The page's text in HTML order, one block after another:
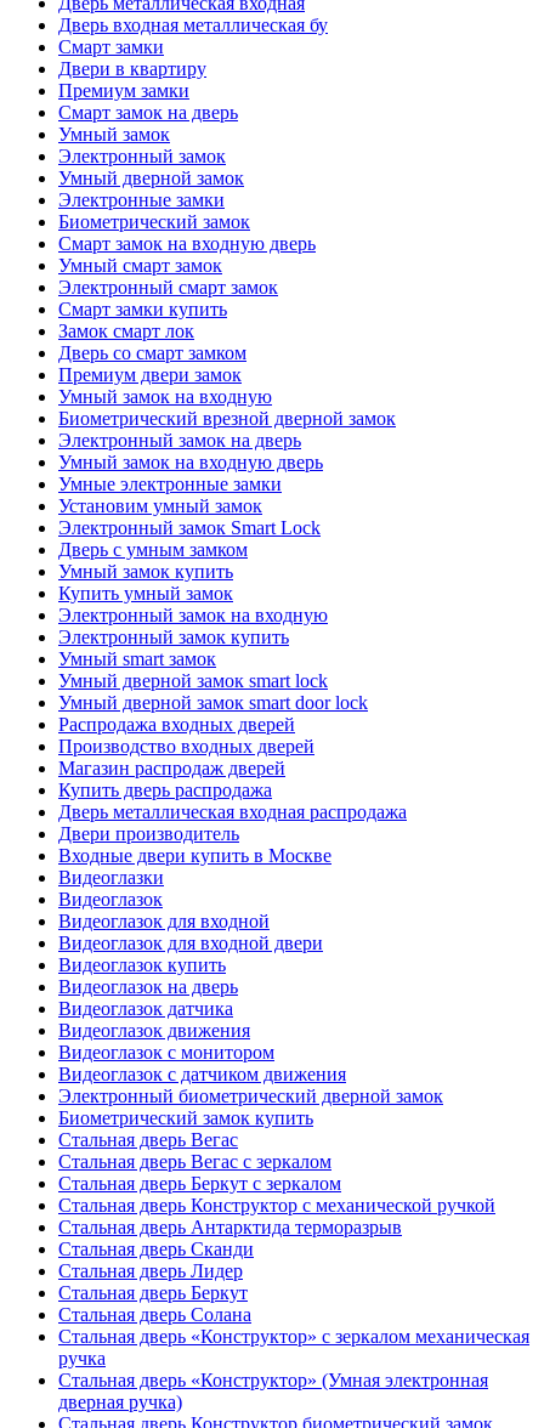
Дверь входная металлическая бу
Смарт замки
Двери в квартиру
Премиум замки
Смарт замок на дверь
Умный замок
Электронный замок
Умный дверной замок
Электронные замки
Биометрический замок
Смарт замок на входную дверь
Умный смарт замок
Электронный смарт замок
Смарт замки купить
Замок смарт лок
Дверь со смарт замком
Премиум двери замок
Умный замок на входную
Биометрический врезной дверной замок
Электронный замок на дверь
Умный замок на входную дверь
Умные электронные замки
Установим умный замок
Электронный замок Smart Lock
Дверь с умным замком
Умный замок купить
Купить умный замок
Электронный замок на входную
Электронный замок купить
Умный smart замок
Умный дверной замок smart lock
Умный дверной замок smart door lock
Распродажа входных дверей
Производство входных дверей
Магазин распродаж дверей
Купить дверь распродажа
Дверь металлическая входная распродажа
Двери производитель
Входные двери купить в Москве
Видеоглазки
Видеоглазок
Видеоглазок для входной
Видеоглазок для входной двери
Видеоглазок купить
Видеоглазок на дверь
Видеоглазок датчика
Видеоглазок движения
Видеоглазок с монитором
Видеоглазок с датчиком движения
Электронный биометрический дверной замок
Биометрический замок купить
Стальная дверь Вегас
Стальная дверь Вегас с зеркалом
Стальная дверь Беркут с зеркалом
Стальная дверь Конструктор с механической ручкой
Стальная дверь Антарктида терморазрыв
Стальная дверь Сканди
Стальная дверь Лидер
Стальная дверь Беркут
Стальная дверь Солана
Стальная дверь «Конструктор» с зеркалом механическая
ручка
Стальная дверь «Конструктор» (Умная электронная
дверная ручка)
Стальная дверь Конструктор биометрический замок